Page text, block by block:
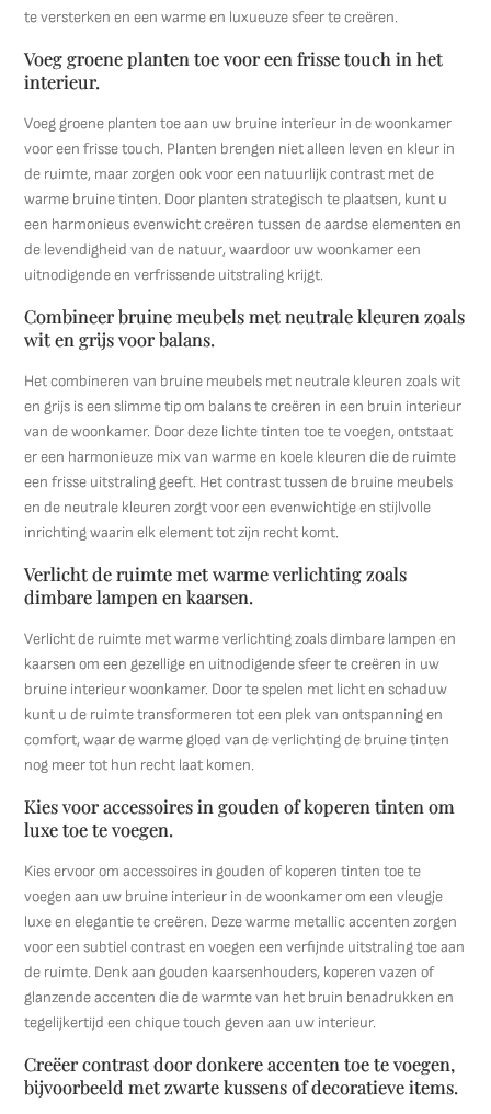
te versterken en een warme en luxueuze sfeer te creëren.
Voeg groene planten toe voor een frisse touch in het
interieur.
Voeg groene planten toe aan uw bruine interieur in de woonkamer
voor een frisse touch. Planten brengen niet alleen leven en kleur in
de ruimte, maar zorgen ook voor een natuurlijk contrast met de
warme bruine tinten. Door planten strategisch te plaatsen, kunt u
een harmonieus evenwicht creëren tussen de aardse elementen en
de levendigheid van de natuur, waardoor uw woonkamer een
uitnodigende en verfrissende uitstraling krijgt.
Combineer bruine meubels met neutrale kleuren zoals
wit en grijs voor balans.
Het combineren van bruine meubels met neutrale kleuren zoals wit
en grijs is een slimme tip om balans te creëren in een bruin interieur
van de woonkamer. Door deze lichte tinten toe te voegen, ontstaat
er een harmonieuze mix van warme en koele kleuren die de ruimte
een frisse uitstraling geeft. Het contrast tussen de bruine meubels
en de neutrale kleuren zorgt voor een evenwichtige en stijlvolle
inrichting waarin elk element tot zijn recht komt.
Verlicht de ruimte met warme verlichting zoals
dimbare lampen en kaarsen.
Verlicht de ruimte met warme verlichting zoals dimbare lampen en
kaarsen om een gezellige en uitnodigende sfeer te creëren in uw
bruine interieur woonkamer. Door te spelen met licht en schaduw
kunt u de ruimte transformeren tot een plek van ontspanning en
comfort, waar de warme gloed van de verlichting de bruine tinten
nog meer tot hun recht laat komen.
Kies voor accessoires in gouden of koperen tinten om
luxe toe te voegen.
Kies ervoor om accessoires in gouden of koperen tinten toe te
voegen aan uw bruine interieur in de woonkamer om een vleugje
luxe en elegantie te creëren. Deze warme metallic accenten zorgen
voor een subtiel contrast en voegen een verfijnde uitstraling toe aan
de ruimte. Denk aan gouden kaarsenhouders, koperen vazen of
glanzende accenten die de warmte van het bruin benadrukken en
tegelijkertijd een chique touch geven aan uw interieur.
Creëer contrast door donkere accenten toe te voegen,
bijvoorbeeld met zwarte kussens of decoratieve items.